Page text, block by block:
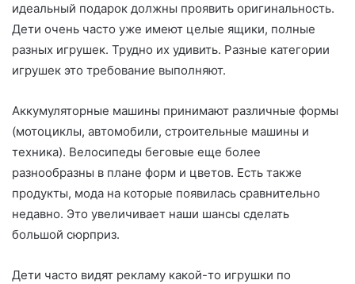
идеальный подарок должны проявить оригинальность.
Дети очень часто уже имеют целые ящики, полные
разных игрушек. Трудно их удивить. Разные категории
игрушек это требование выполняют.
Аккумуляторные машины принимают различные формы
(мотоциклы, автомобили, строительные машины и
техника). Велосипеды беговые еще более
разнообразны в плане форм и цветов. Есть также
продукты, мода на которые появилась сравнительно
недавно. Это увеличивает наши шансы сделать
большой сюрприз.
Дети часто видят рекламу какой-то игрушки по